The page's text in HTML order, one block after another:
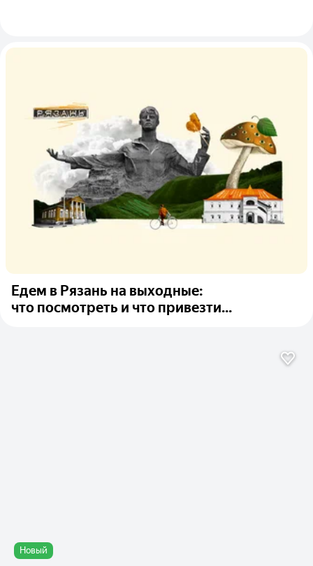
Едем в Рязань на выходные:
что посмотреть и что привезти...
Новый